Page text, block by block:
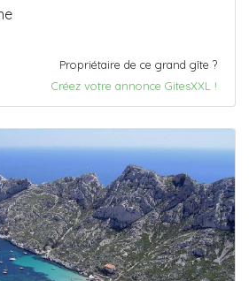
Propriétaire de ce grand gîte ?
Créez votre annonce GitesXXL !